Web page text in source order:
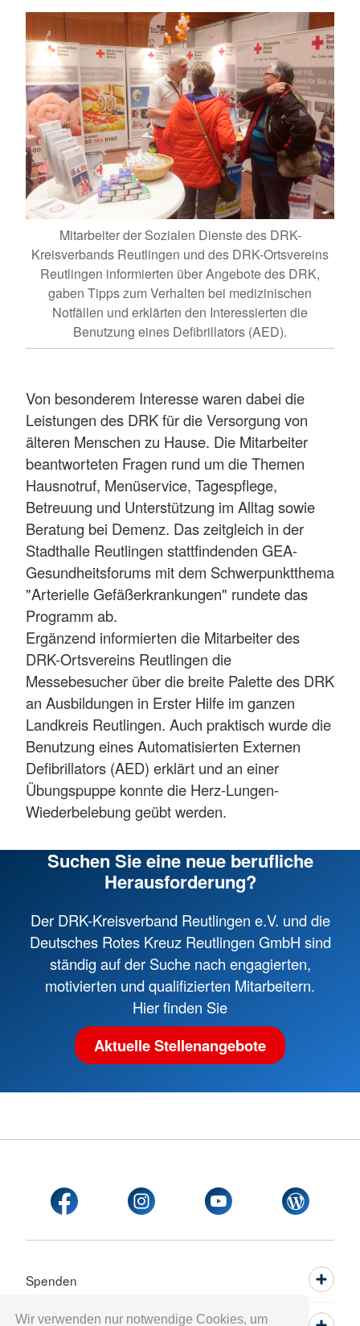
Wir verwenden nur notwendige Cookies, um
Mitarbeiter der Sozialen Dienste des DRK-
Kreisverbands Reutlingen und des DRK-Ortsvereins
Reutlingen informierten über Angebote des DRK,
gaben Tipps zum Verhalten bei medizinischen
Notfällen und erklärten den Interessierten die
Benutzung eines Defibrillators (AED).
Von besonderem Interesse waren dabei die
Leistungen des DRK für die Versorgung von
älteren Menschen zu Hause. Die Mitarbeiter
beantworteten Fragen rund um die Themen
Hausnotruf, Menüservice, Tagespflege,
Betreuung und Unterstützung im Alltag sowie
Beratung bei Demenz. Das zeitgleich in der
Stadthalle Reutlingen stattfindenden GEA-
Gesundheitsforums mit dem Schwerpunktthema
"Arterielle Gefäßerkrankungen" rundete das
Programm ab.
Ergänzend informierten die Mitarbeiter des
DRK-Ortsvereins Reutlingen die
Messebesucher über die breite Palette des DRK
an Ausbildungen in Erster Hilfe im ganzen
Landkreis Reutlingen. Auch praktisch wurde die
Benutzung eines Automatisierten Externen
Defibrillators (AED) erklärt und an einer
Übungspuppe konnte die Herz-Lungen-
Wiederbelebung geübt werden.
Suchen Sie eine neue berufliche
Herausforderung?
Der DRK-Kreisverband Reutlingen e.V. und die
Deutsches Rotes Kreuz Reutlingen GmbH sind
ständig auf der Suche nach engagierten,
motivierten und qualifizierten Mitarbeitern.
Hier finden Sie
Aktuelle Stellenangebote
Spenden